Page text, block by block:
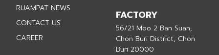
RUAMPAT NEWS
CONTACT US
CAREER
FACTORY
56/21 Moo 2 Ban Suan,
Chon Buri District, Chon
Buri 20000